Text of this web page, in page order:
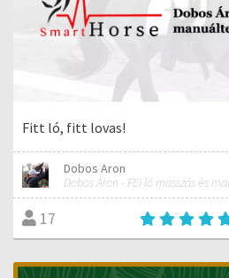
Fitt ló, fitt lovas!
Dobos Aron
17